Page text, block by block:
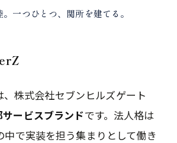
一つひとつ、関所を建てる。
株式会社セブンヒルズゲート
サービスブランドです。法人格は
中で実装を担う集まりとして働き